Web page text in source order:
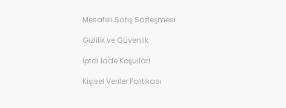
Mesafeli Satış Sözleşmesi
Gizlilik ve Güvenlik
İptal İade Koşullari
Kişisel Veriler Politikası